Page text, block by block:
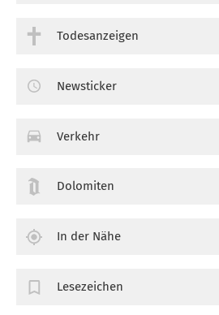
Todesanzeigen
Newsticker
Verkehr
Dolomiten
In der Nähe
Lesezeichen